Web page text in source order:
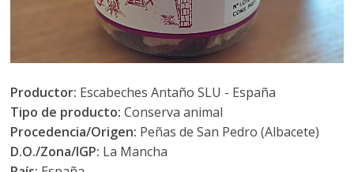
Productor: Escabeches Antaño SLU - España
Tipo de producto:Conserva animal
Procedencia/Origen: Peñas de San Pedro (Albacete)
D.O./Zona/IGP: La Mancha